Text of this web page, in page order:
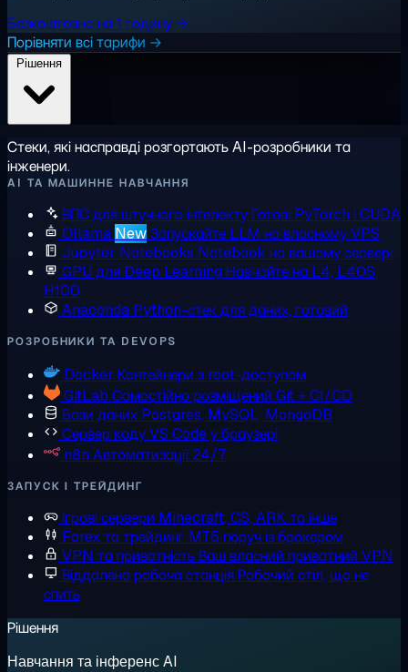
Безкоштовно на 1 годину →
Порівняти всі тарифи →
Стеки, які насправді розгортають AI-розробники та
інженери.
AI ТА МАШИННЕ НАВЧАННЯ
ВПС для штучного інтелектуГотові PyTorch і CUDA
Ollama NewЗапускайте LLM на власному VPS
Jupyter Notebooks Notebook на вашому сервері
GPU для Deep Learning Навчайте на L4, L40S,
H100
Anaconda Python-стек для даних, готовий
РОЗРОБНИКИ ТА DEVOPS
Docker Контейнери з root-доступом
GitLab Самостійно розміщений Git + CI/CD
Бази даних Postgres, MySQL, MongoDB
Сервер кодуVS Code у браузері
n8n Автоматизації 24/7
ЗАПУСК І ТРЕЙДИНГ
Ігрові сервери Minecraft, CS, ARK та інше
Forex та трейдинг MT5 поруч із брокером
VPN та приватністьВаш власний приватний VPN
Віддалена робоча станціяРобочий стіл, що не
спить
Рішення
Навчання та інференс AI